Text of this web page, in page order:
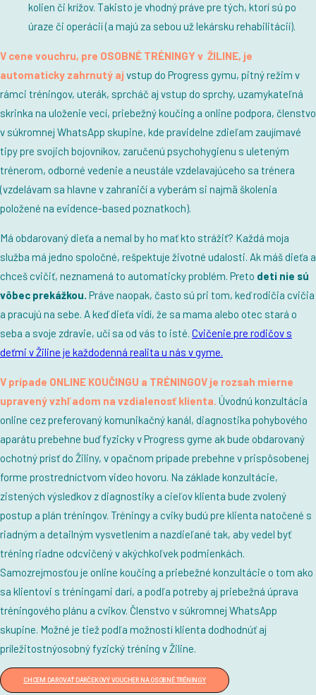
kolien či krížov. Takisto je vhodný práve pre tých, ktorí sú po
úraze či operácií (a majú za sebou už lekársku rehabilitácií).
V cene vouchru, pre OSOBNÉ TRÉNINGY v ŽILINE, je
automaticky zahrnutý aj vstup do Progress gymu, pitný režim v
rámci tréningov, uterák, sprcháč aj vstup do sprchy, uzamykateľná
skrinka na uloženie vecí, priebežný koučing a online podpora, členstvo
v súkromnej WhatsApp skupine, kde pravidelne zdieľam zaujímavé
tipy pre svojich bojovníkov, zaručenú psychohygienu s uleteným
trénerom, odborné vedenie a neustále vzdelavajúceho sa trénera
(vzdelávam sa hlavne v zahraničí a vyberám si najmä školenia
položené na evidence-based poznatkoch).
Má obdarovaný dieťa a nemal by ho mať kto strážiť? Každá moja
služba má jedno spoločné, rešpektuje životné udalosti. Ak máš dieťa a
chceš cvičiť, neznamená to automaticky problém. Preto deti nie sú
vôbec prekážkou. Práve naopak, často sú pri tom, keď rodičia cvičia
a pracujú na sebe. A keď dieťa vidí, že sa mama alebo otec stará o
seba a svoje zdravie, učí sa od vás to isté. Cvičenie pre rodičov s
deťmi v Žiline je každodenná realita u nás v gyme.
V prípade ONLINE KOUČINGU a TRÉNINGOV je rozsah mierne
upravený vzhľadom na vzdialenosť klienta. Úvodnú konzultácia
online cez preferovaný komunikačný kanál, diagnostika pohybového
aparátu prebehne buď fyzicky v Progress gyme ak bude obdarovaný
ochotný prísť do Žiliny, v opačnom prípade prebehne v prispôsobenej
forme prostredníctvom video hovoru. Na základe konzultácie,
zistených výsledkov z diagnostiky a cieľov klienta bude zvolený
postup a plán tréningov. Tréningy a cviky budú pre klienta natočené s
riadným a detailným vysvetlením a nazdieľané tak, aby vedel byť
tréning riadne odcvičený v akýchkoľvek podmienkách.
Samozrejmosťou je online koučing a priebežné konzultácie o tom ako
sa klientovi s tréningami darí, a podľa potreby aj priebežná úprava
tréningového plánu a cvikov. Členstvo v súkromnej WhatsApp
skupine. Možné je tiež podľa možností klienta dodhodnúť aj
príležitostnýosobný fyzický tréning v Žiline.
CHCEM DAROVAŤ DARČEKOVÝ VOUCHER NA OSOBNÉ TRÉNINGY